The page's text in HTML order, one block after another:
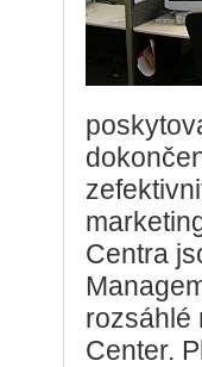
Centra
rozsáhlé
Center.